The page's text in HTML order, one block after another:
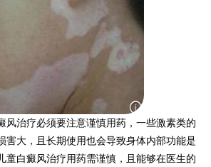
治疗必须要注意谨慎用药，一些激素类的
害大，且长期使用也会导致身体内部功能是
童白癜风治疗用药需谨慎，且能够在医生的